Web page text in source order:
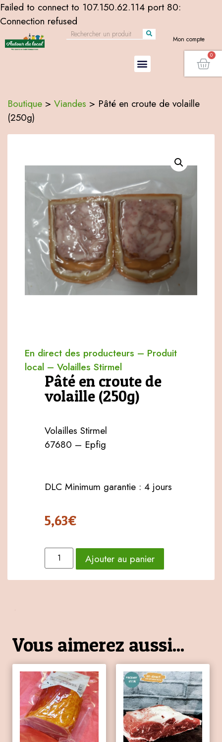
Failed to connect to 107.150.62.114 port 80:
Connection refused
Mon compte
Boutique > Viandes > Pâté en croute de volaille
(250g)
En direct des producteurs – Produit
local – Volailles Stirmel
Pâté en croute de
volaille (250g)
Volailles Stirmel
67680 – Epfig
DLC Minimum garantie : 4 jours
5,63€
Ajouter au panier
Vous aimerez aussi...